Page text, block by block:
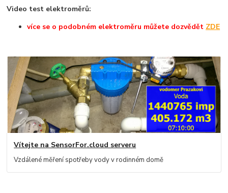
Video test elektroměrů:
více se o podobném elektroměru můžete dozvědět ZDE
Vítejte na SensorFor.cloud serveru
Vzdálené měření spotřeby vody v rodinném domě